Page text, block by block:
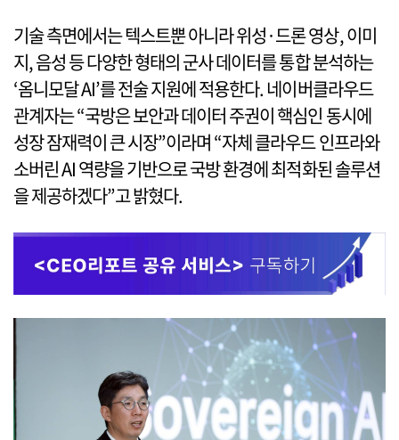
기술 측면에서는 텍스트뿐 아니라 위성·드론 영상, 이미
지, 음성 등 다양한 형태의 군사 데이터를 통합 분석하는
‘옴니모달 AI’를 전술 지원에 적용한다. 네이버클라우드
관계자는 “국방은 보안과 데이터 주권이 핵심인 동시에
성장 잠재력이 큰 시장”이라며 “자체 클라우드 인프라와
소버린 AI 역량을 기반으로 국방 환경에 최적화된 솔루션
을 제공하겠다”고 밝혔다.